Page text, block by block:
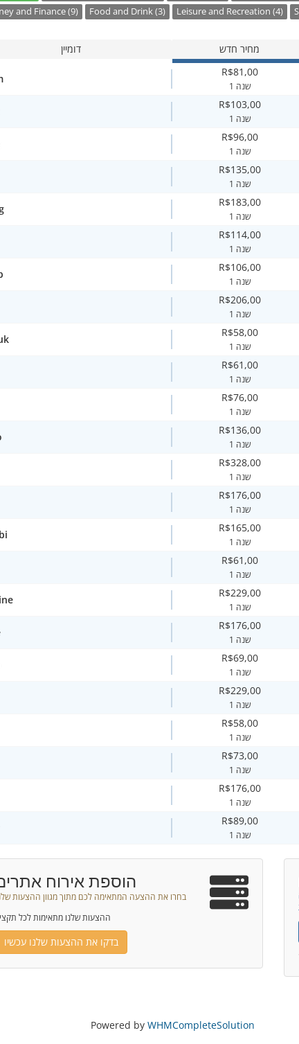
and Finance (9)
Food and Drink (3) Leisure and Recreation (4)
דומיין מחיר חדש
R$81,00
1 שנה
R$103,00
1 שנה
R$96,00
1 שנה
R$135,00
1 שנה
R$183,00
1 שנה
R$114,00
1 שנה
R$106,00
1 שנה
R$206,00
1 שנה
R$58,00
1 שנה
R$61,00
1 שנה
R$76,00
1 שנה
R$136,00
1 שנה
R$328,00
1 שנה
R$176,00
1 שנה
R$165,00
1 שנה
R$61,00
1 שנה
R$229,00
1 שנה
R$176,00
1 שנה
R$69,00
1 שנה
R$229,00
1 שנה
R$58,00
1 שנה
R$73,00
1 שנה
R$176,00
1 שנה
R$89,00
1 שנה
הוספת אירוח
בחרו את ההצעה המתאימה לכם מתוך מגוון ההצעות
ההצעות שלנו מתאימות לכל
בדקו את ההצעות שלנו עכשיו
Powered by WHMCompleteSolution